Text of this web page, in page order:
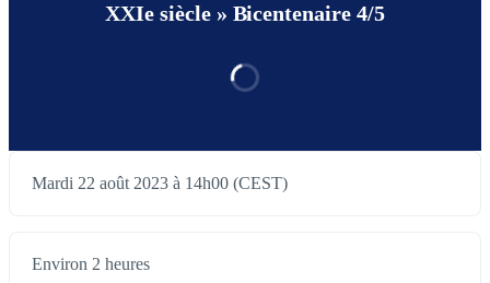
XXIe siècle » Bicentenaire 4/5
Mardi 22 août 2023 à 14h00 (CEST)
Environ 2 heures